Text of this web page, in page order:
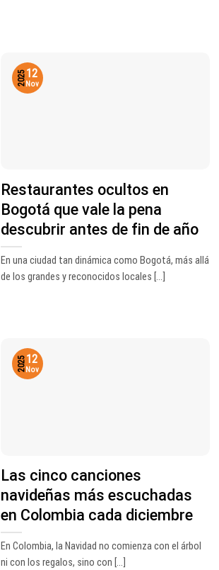
Restaurantes ocultos en
Bogotá que vale la pena
descubrir antes de fin de año
En una ciudad tan dinámica como Bogotá, más allá
de los grandes y reconocidos locales [...]
12
Nov
2025
Las cinco canciones
navideñas más escuchadas
en Colombia cada diciembre
En Colombia, la Navidad no comienza con el árbol
ni con los regalos, sino con [...]
12
Nov
2025